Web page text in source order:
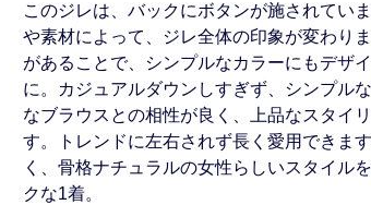
このジレは、バックにボタンが施されてい
や素材によって、ジレ全体の印象が変わり
があることで、シンプルなカラーにもデザ
に。カジュアルダウンしすぎず、シンプル
なブラウスとの相性が良く、上品なスタイ
す。トレンドに左右されず長く愛用できま
く、骨格ナチュラルの女性らしいスタイル
クな1着。